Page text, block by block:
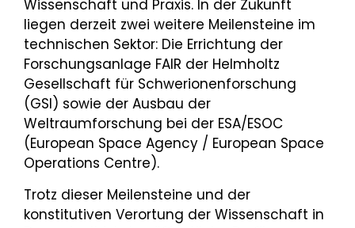
Wissenschaft und Praxis. In der Zukunft
liegen derzeit zwei weitere Meilensteine im
technischen Sektor: Die Errichtung der
Forschungsanlage FAIR der Helmholtz
Gesellschaft für Schwerionenforschung
(GSI) sowie der Ausbau der
Weltraumforschung bei der ESA/ESOC
(European Space Agency / European Space
Operations Centre).
Trotz dieser Meilensteine und der
konstitutiven Verortung der Wissenschaft in